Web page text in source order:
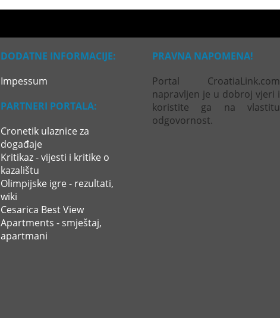
DODATNE INFORMACIJE:
Impessum
PARTNERI PORTALA:
Cronetik ulaznice za
događaje
Kritikaz - vijesti i kritike o
kazalištu
Olimpijske igre - rezultati,
wiki
Cesarica Best View
Apartments - smještaj,
apartmani
PRAVNA NAPOMENA!
Portal CroatiaLink.com
napravljen je u dobroj vjeri i
koristite ga na vlastitu
odgovornost.